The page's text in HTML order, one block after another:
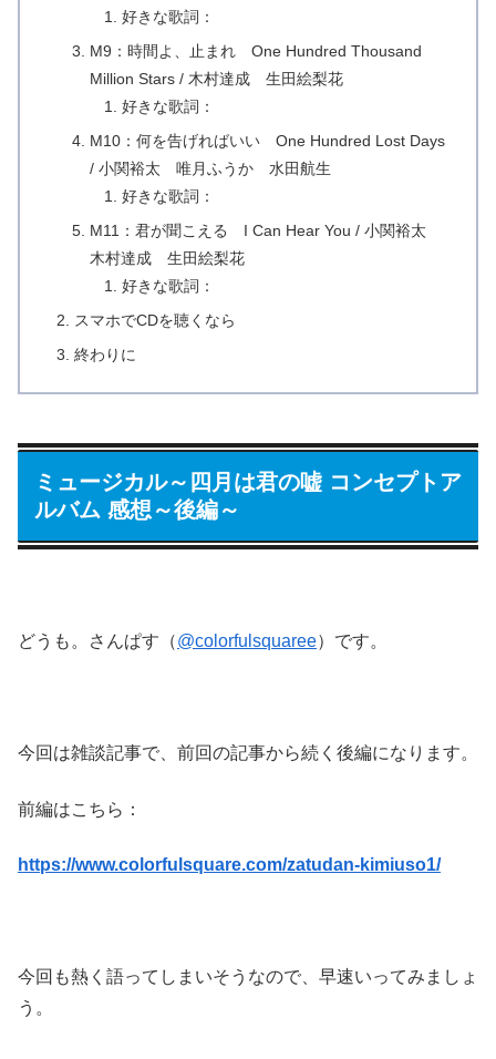
好きな歌詞：
M9：時間よ、止まれ One Hundred Thousand
Million Stars / 木村達成 生田絵梨花
好きな歌詞：
M10：何を告げればいい One Hundred Lost Days
/ 小関裕太 唯月ふうか 水田航生
好きな歌詞：
M11：君が聞こえる I Can Hear You / 小関裕太
木村達成 生田絵梨花
好きな歌詞：
スマホでCDを聴くなら
終わりに
ミュージカル～四月は君の嘘 コンセプトア
ルバム 感想～後編～
どうも。さんぱす（@colorfulsquaree）です。
今回は雑談記事で、前回の記事から続く後編になります。
前編はこちら：
https://www.colorfulsquare.com/zatudan-kimiuso1/
今回も熱く語ってしまいそうなので、早速いってみましょ
う。